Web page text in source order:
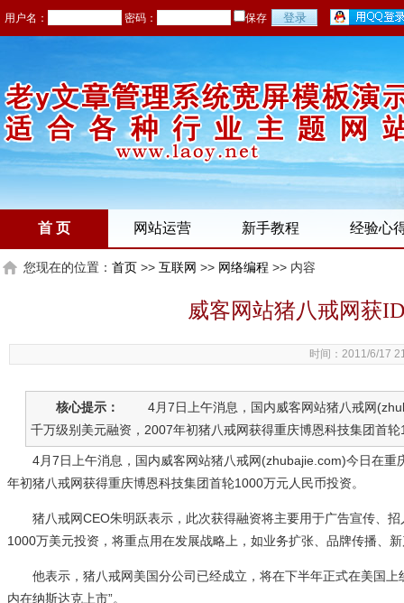
用户名： 密码： 保存
首 页 网站运营 新手教程 经验心
您现在的位置： 首页 >> 互联网 >> 网络编程 >> 内容
威客网站猪八戒网获
时间：2011/6/17
核心提示：
4月7日上午消息，国内威客网站猪八戒网
千万级别美元融资，2007年初猪八戒网获得重庆博恩科技集团首
4月7日上午消息，国内威客网站猪八戒网(zhubajie.com)今日在重
年初猪八戒网获得重庆博恩科技集团首轮1000万元人民币投资。
猪八戒网CEO朱明跃表示，此次获得融资将主要用于广告宣传、招
1000万美元投资，将重点用在发展战略上，如业务扩张、品牌传播、
他表示，猪八戒网美国分公司已经成立，将在下半年正式在美国上
内在纳斯达克上市”。